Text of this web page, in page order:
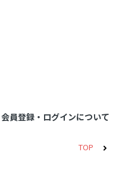
会員登録・ログインについて
TOP